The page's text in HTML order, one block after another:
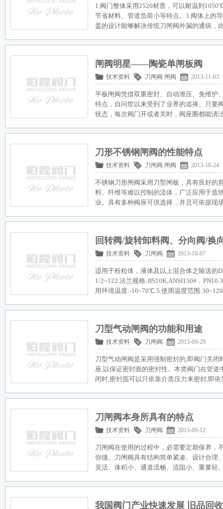
1.阀门整体采用2520材质，可以耐温到
节省材料、管道负荷小等特点。3.阀体上的
盖的设计能够解决传统刀闸阀外漏的通病，
闸阀明星——陶瓷单闸板阀
技术资料 刀闸阀 闸阀 2013-11-03
平板闸阀凭借双重密封、自动泄压、免维护
特点，自问世以来受到了业界的追捧。只要
状态，每次阀门开或者关时，阀座圈都能清
刀形不锈钢闸阀的性能特点
技术资料 刀闸阀 闸阀 2013-10-24
不锈钢刀形闸阀采用刀型闸板，具有良好的
料、纤维等难以控制的流体，广泛应用于造
业。具有多种阀座可供选择，并且可依据现
回转阀/旋转卸料阀、分向阀/换
技术资料 刀闸阀 2013-10-07
适用于粉粒体，液体及以上混合体之输送的
1/2~122.法兰规格
用环境温度:-10~70℃.5.使用温度范围
刀型气动闸阀的功能和用途
技术资料 刀闸阀 2013-09-29
刀型气动闸阀是采用强制密封的,即阀门关
座,以保证密封面的密封性。本类阀门在管
闭时,密封面可以只依靠介质压力来密封,即
刀闸阀本身所具有的特点
技术资料 刀闸阀 2013-09-12
刀闸阀在使用的过程中，必需要定期保养，
弥缝。刀闸阀具有结构简单紧凑、设计合理
灵活、体积小、通道流畅、流阻小、重量轻
我国阀门产业快速发展 旧品回